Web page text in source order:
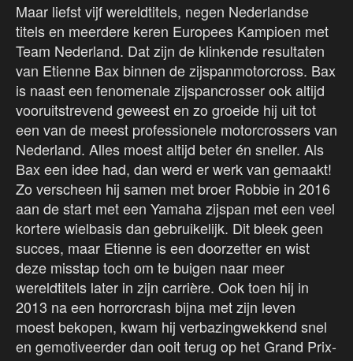
Maar liefst vijf wereldtitels, negen Nederlandse
titels en meerdere keren Europees Kampioen met
Team Nederland. Dat zijn de klinkende resultaten
van Etienne Bax binnen de zijspanmotorcross. Bax
is naast een fenomenale zijspancrosser ook altijd
vooruitstrevend geweest en zo groeide hij uit tot
een van de meest professionele motorcrossers van
Nederland. Alles moest altijd beter én sneller. Als
Bax een idee had, dan werd er werk van gemaakt!
Zo verscheen hij samen met broer Robbie in 2016
aan de start met een Yamaha zijspan met een veel
kortere wielbasis dan gebruikelijk. Dit bleek geen
succes, maar Etienne is een doorzetter en wist
deze misstap toch om te buigen naar meer
wereldtitels later in zijn carrière. Ook toen hij in
2013 na een horrorcrash bijna met zijn leven
moest bekopen, kwam hij verbazingwekkend snel
en gemotiveerder dan ooit terug op het Grand Prix-